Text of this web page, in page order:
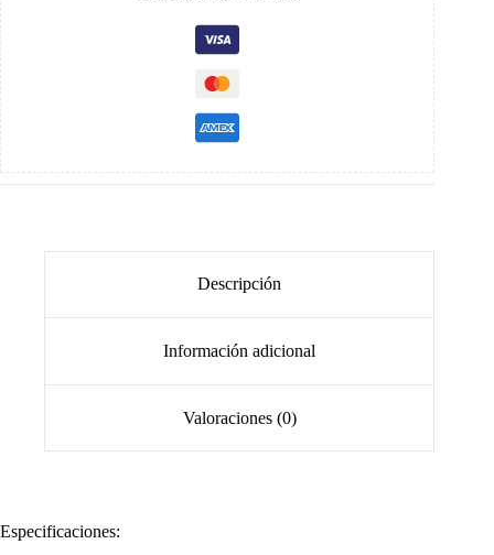
Descripción
Información adicional
Valoraciones (0)
Especificaciones: